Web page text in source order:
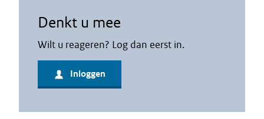
e
i
a
a
t
Denkt u mee
Wilt u reageren? Log dan eerst in.
Inloggen